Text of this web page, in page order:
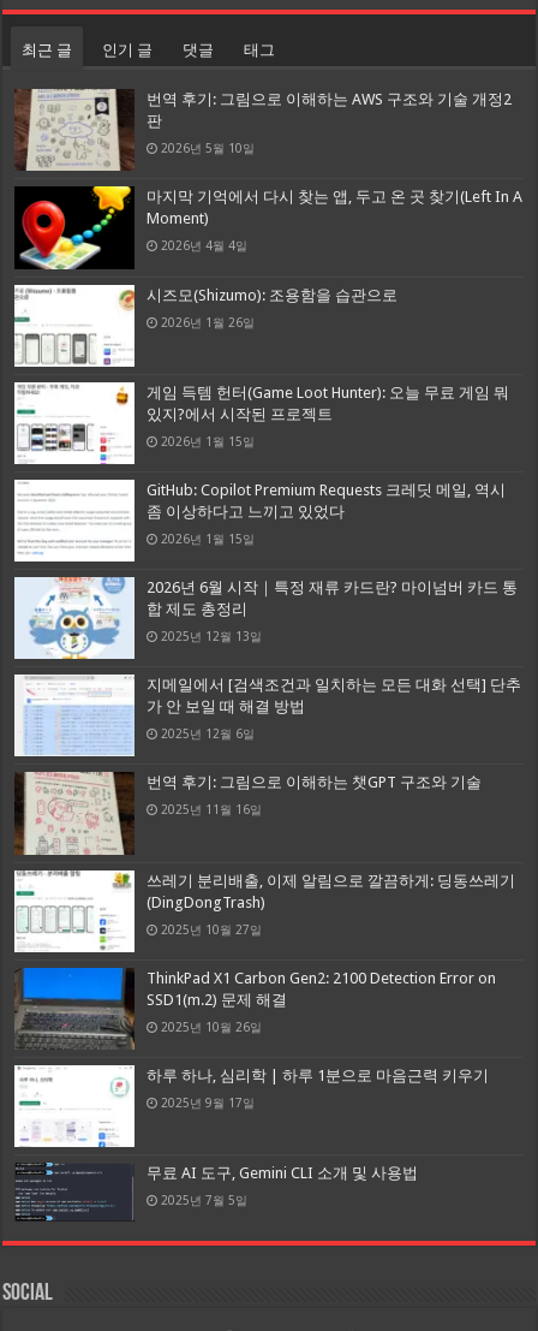
최근 글 인기 글 댓글 태그
번역 후기: 그림으로 이해하는 AWS 구조와 기술 개정2
판
2026년 5월 10일
마지막 기억에서 다시 찾는 앱, 두고 온 곳 찾기(Left In A
Moment)
2026년 4월 4일
시즈모(Shizumo): 조용함을 습관으로
2026년 1월 26일
게임 득템 헌터(Game Loot Hunter): 오늘 무료 게임 뭐
있지?에서 시작된 프로젝트
2026년 1월 15일
GitHub: Copilot Premium Requests 크레딧 메일, 역시
좀 이상하다고 느끼고 있었다
2026년 1월 15일
2026년 6월 시작｜특정 재류 카드란? 마이넘버 카드 통
합 제도 총정리
2025년 12월 13일
지메일에서 [검색조건과 일치하는 모든 대화 선택] 단추
가 안 보일 때 해결 방법
2025년 12월 6일
번역 후기: 그림으로 이해하는 챗GPT 구조와 기술
2025년 11월 16일
쓰레기 분리배출, 이제 알림으로 깔끔하게: 딩동쓰레기
(DingDongTrash)
2025년 10월 27일
ThinkPad X1 Carbon Gen2: 2100 Detection Error on
SSD1(m.2) 문제 해결
2025년 10월 26일
하루 하나, 심리학 | 하루 1분으로 마음근력 키우기
2025년 9월 17일
무료 AI 도구, Gemini CLI 소개 및 사용법
2025년 7월 5일
Social